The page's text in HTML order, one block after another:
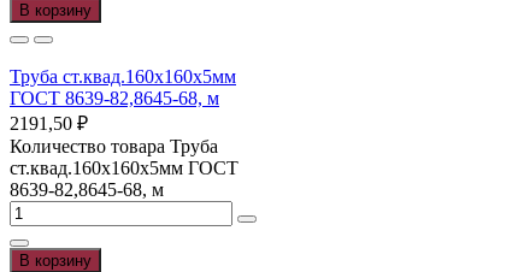
В корзину
Труба ст.квад.160х160х5мм
ГОСТ 8639-82,8645-68, м
2191,50 ₽
Количество товара Труба
ст.квад.160х160х5мм ГОСТ
8639-82,8645-68, м
В корзину